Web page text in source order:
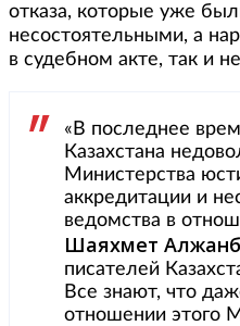
отказа, которые уже
несостоятельными, а
в судебном акте, так и
«В последнее
Казахстана
Министерства
аккредитации и
ведомства в
Шаяхмет
писателей
Все знают, что
отношении этого